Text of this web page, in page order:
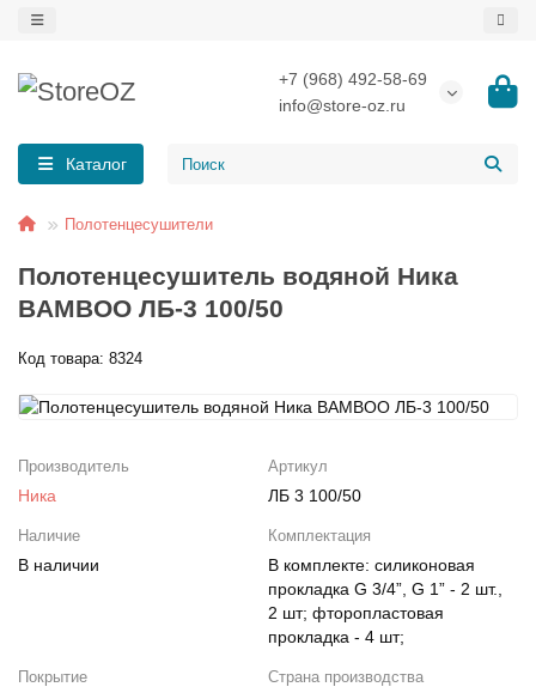
+7 (968) 492-58-69
info@store-oz.ru
Назад
Полотенцесушители электрические
Полотенцесушители водяные
По бренду:
Назад
COMFYSAN
ENERGY
GROIS
LARIS
Назад
Лесенки
С боковым подключением
С полочкой
Комплектующие к полотенцесушителям
Назад
Вентили и американки
Крепежи и аксессуары
ТЭНы и маскировочные элементы
Назад
Ревизионные люки
Назад
Люки напольные
Люки под плитку
Люки под покраску
Каталог
Полотенцесушители
Полотенцесушитель водяной Ника
BAMBOO ЛБ-3 100/50
Код товара: 8324
Производитель
Ника
Артикул
ЛБ 3 100/50
Наличие
В наличии
Комплектация
В комплекте: силиконовая
прокладка G 3/4”, G 1” - 2 шт.,
2 шт; фторопластовая
прокладка - 4 шт;
Покрытие Страна производства